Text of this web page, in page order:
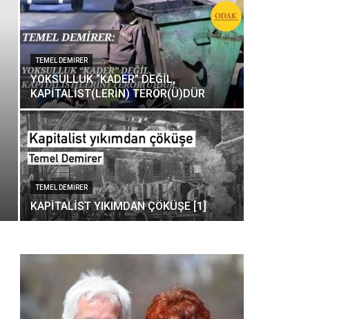
TEMEL DEMIRER
YOKSULLUK “KADER” DEĞİL,
KAPİTALİST(LERİN) TERÖR(Ü)DÜR
TEMEL DEMIRER
KAPİTALİST YIKIMDAN ÇÖKÜŞE [1]